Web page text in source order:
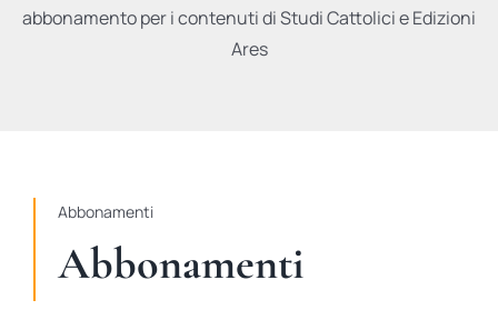
RECENSIONI
abbonamento per i contenuti di Studi Cattolici e Edizioni
Ares
Abbonamenti
Abbonamenti